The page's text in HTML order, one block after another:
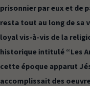
prisonnier par eux et de
resta tout au long de sa
loyal vis-à-vis de la
historique intitulé “Les
cette époque apparut
accomplissait des